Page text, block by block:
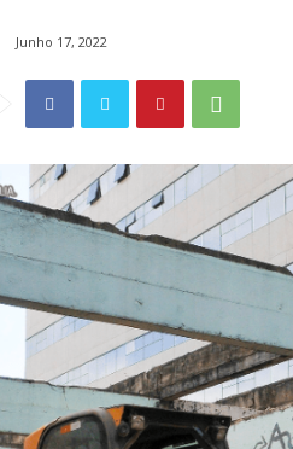
Junho 17, 2022